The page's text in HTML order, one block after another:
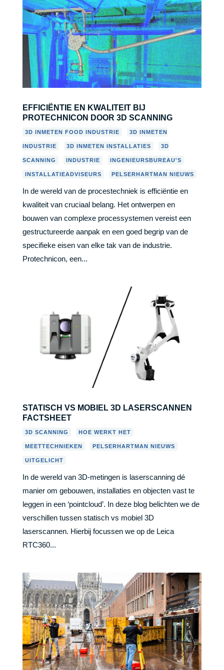
EFFICIËNTIE EN KWALITEIT BIJ
PROTECHNICON DOOR 3D SCANNING
3D INMETEN FOOD INDUSTRIE 3D INMETEN
INDUSTRIE 3D INMETEN INSTALLATIES 3D
SCANNING INDUSTRIE INGENIEURSBUREAU'S
INSTALLATIEADVISEURS PELSERHARTMAN NIEUWS
In de wereld van de procestechniek is efficiëntie en
kwaliteit van cruciaal belang. Het ontwerpen en
bouwen van complexe processystemen vereist een
gestructureerde aanpak en een goed begrip van de
specifieke eisen van elke tak van de industrie.
Protechnicon, een...
STATISCH VS MOBIEL 3D LASERSCANNEN
FACTSHEET
3D SCANNING HOE WERKT HET
MEETTECHNIEKEN PELSERHARTMAN NIEUWS
UITGELICHT
In de wereld van 3D-metingen is laserscanning dé
manier om gebouwen, installaties en objecten vast te
leggen in een ‘pointcloud’. In deze blog belichten we de
verschillen tussen statisch vs mobiel 3D
laserscannen. Hierbij focussen we op de Leica
RTC360...